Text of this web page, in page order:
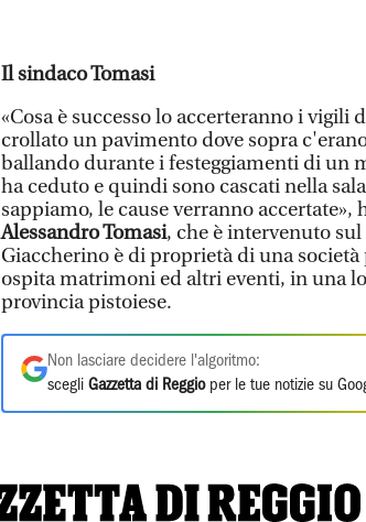
Il sindaco Tomasi
«Cosa è successo lo accerteranno i vigili
crollato un pavimento dove sopra
ballando durante i festeggiamenti di un
ha ceduto e quindi sono cascati nella
sappiamo, le cause verranno accertate»,
Alessandro Tomasi, che è intervenuto
Giaccherino è di proprietà di una
ospita matrimoni ed altri eventi, in una
provincia pistoiese.
Non lasciare decidere l'algoritmo:
scegli Gazzetta di Reggioper le tue notizie su